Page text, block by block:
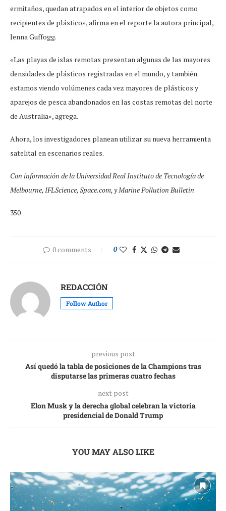
ermitaños, quedan atrapados en el interior de objetos como
recipientes de plástico», afirma en el reporte la autora principal,
Jenna Guffogg.
«Las playas de islas remotas presentan algunas de las mayores
densidades de plásticos registradas en el mundo, y también
estamos viendo volúmenes cada vez mayores de plásticos y
aparejos de pesca abandonados en las costas remotas del norte
de Australia», agrega.
Ahora, los investigadores planean utilizar su nueva herramienta
satelital en escenarios reales.
Con información de la Universidad Real Instituto de Tecnología de
Melbourne, IFLScience, Space.com, y Marine Pollution Bulletin
350
0 comments 0
REDACCIÓN
Follow Author
previous post
Así quedó la tabla de posiciones de la Champions tras
disputarse las primeras cuatro fechas
next post
Elon Musk y la derecha global celebran la victoria
presidencial de Donald Trump
YOU MAY ALSO LIKE